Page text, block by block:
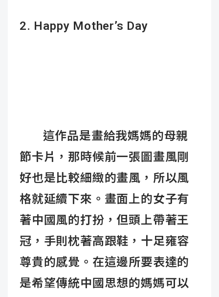
2. Happy Mother’s Day
這作品是畫給我媽媽的母親
節卡片，那時候前一張圖畫風剛
好也是比較細緻的畫風，所以風
格就延續下來。畫面上的女子有
著中國風的打扮，但頭上帶著王
冠，手則枕著高跟鞋，十足雍容
尊貴的感覺。在這邊所要表達的
是希望傳統中國思想的媽媽可以